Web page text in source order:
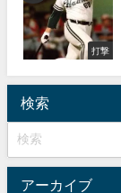
打撃
検索
アーカイブ